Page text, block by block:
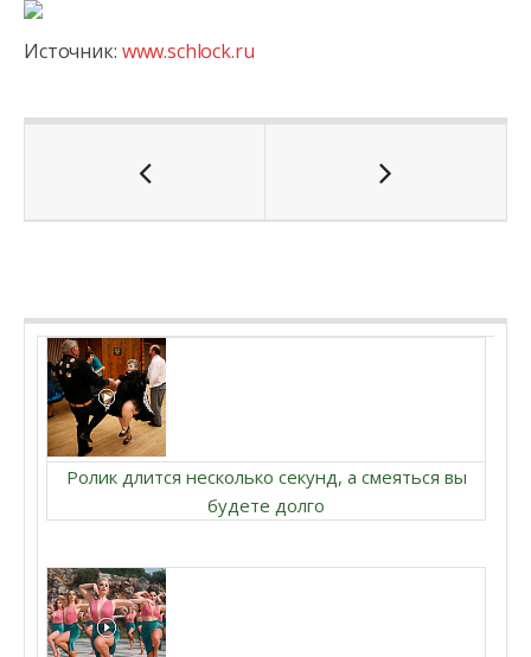
Источник: www.schlock.ru
Ролик длится несколько секунд, а смеяться вы
будете долго